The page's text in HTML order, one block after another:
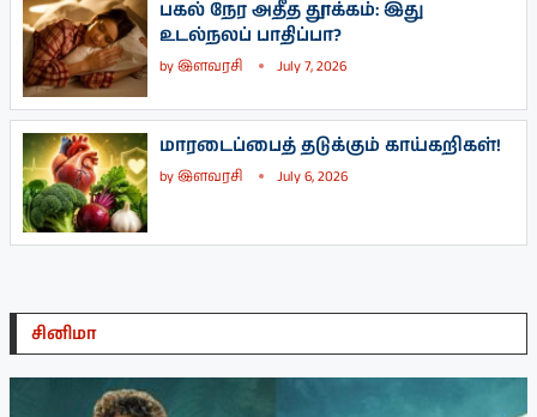
பகல் நேர அதீத தூக்கம்: இது
உடல்நலப் பாதிப்பா?
byஇளவரசி July 7, 2026
மாரடைப்பைத் தடுக்கும் காய்கறிகள்!
byஇளவரசி July 6, 2026
சினிமா